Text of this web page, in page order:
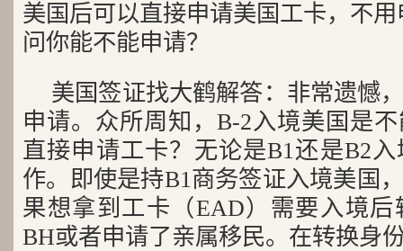
美国后可以直接申请美国工卡，不
问你能不能申请？
美国签证找大鹤解答：非常遗憾
申请。众所周知，B-2入境美国是
直接申请工卡？无论是B1还是B2
作。即使是持B1商务签证入境美国
果想拿到工卡（EAD）需要入境
BH或者申请了亲属移民。在转换身